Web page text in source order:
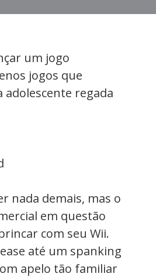
um jogo
jogos que
regada
nada demais, mas o
em questão
com seu Wii.
até um spanking
apelo tão familiar